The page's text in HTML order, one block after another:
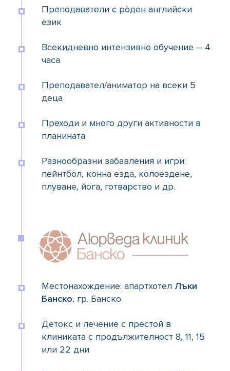
Преподаватели с рòден английски
език
Всекидневно интензивно обучение – 4
часа
Преподавател/аниматор на всеки 5
деца
Преходи и много други активности в
планината
Разнообразни забавления и игри:
пейнтбол, конна езда, колоездене,
плуване, йога, готварство и др.
Местонахождение: апартхотел Лъки
Банско, гр. Банско
Детокс и лечение с престой в
клиниката с продължителност 8, 11, 15
или 22 дни